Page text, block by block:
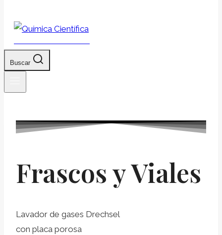
Buscar
Frascos y Viales
Lavador de gases Drechsel
con placa porosa